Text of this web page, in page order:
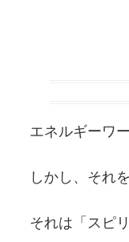
エネルギーワ
しかし、それ
それは「スピ